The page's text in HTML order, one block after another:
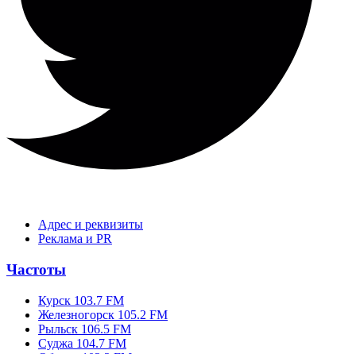
Адрес и реквизиты
Реклама и PR
Частоты
Курск 103.7 FM
Железногорск 105.2 FM
Рыльск 106.5 FM
Суджа 104.7 FM